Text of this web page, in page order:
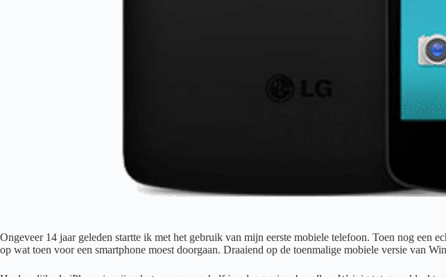
Ongeveer 14 jaar geleden startte ik met het gebruik van mijn eerste mobiele telefoon. Toen nog een
op wat toen voor een smartphone moest doorgaan. Draaiend op de toenmalige mobiele versie van